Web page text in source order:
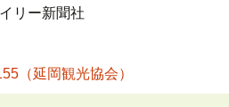
リー新聞社
（延岡観光協会）